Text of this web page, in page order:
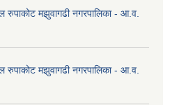
रुपाकोट मझुवागढी नगरपालिका - आ.व.
रुपाकोट मझुवागढी नगरपालिका - आ.व.